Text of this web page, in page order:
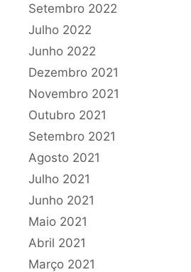
Setembro 2022
Julho 2022
Junho 2022
Dezembro 2021
Novembro 2021
Outubro 2021
Setembro 2021
Agosto 2021
Julho 2021
Junho 2021
Maio 2021
Abril 2021
Março 2021